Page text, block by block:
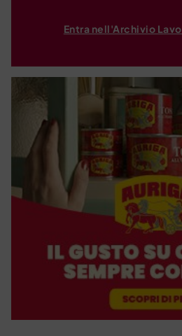
Entra nell'Archivio